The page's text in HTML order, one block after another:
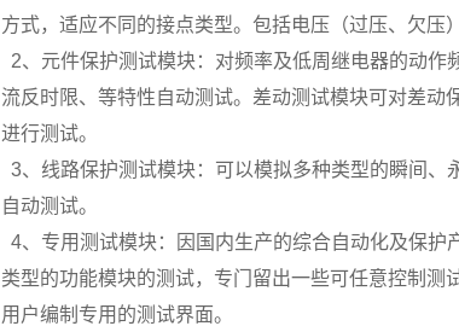
方式，适应不同的接点类型。包括电压（过压、欠
2、元件保护测试模块：对频率及低周继电器的动
流反时限、等特性自动测试。差动测试模块可对差
进行测试。
3、线路保护测试模块：可以模拟多种类型的瞬间
自动测试。
4、专用测试模块：因国内生产的综合自动化及保
类型的功能模块的测试，专门留出一些可任意控制
用户编制专用的测试界面。